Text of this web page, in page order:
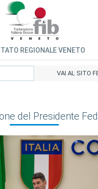
REGIONALE VENETO
VAI AL SITO
del Presidente